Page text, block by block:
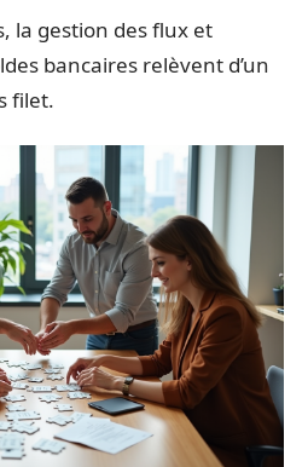
la gestion des flux et
bancaires relèvent d’un
filet.